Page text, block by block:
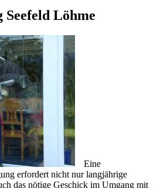
Löhme
Eine
erfordert nicht nur langjährige
das nötige Geschick im Umgang mit